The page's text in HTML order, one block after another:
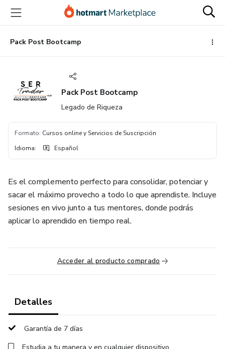
principal
página
de
página
Pack Post Bootcamp
Pack Post Bootcamp
Legado de Riqueza
Formato: Cursos online y Servicios de Suscripción
Idioma: Español
Es el complemento perfecto para consolidar, potenciar y
sacar el máximo provecho a todo lo que aprendiste. Incluye
sesiones en vivo junto a tus mentores, donde podrás
aplicar lo aprendido en tiempo real.
Acceder al producto comprado
Detalles
Garantía de 7 días